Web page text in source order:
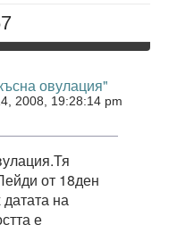
овулация"
2008, 19:28:14 pm
от 18ден
на
е